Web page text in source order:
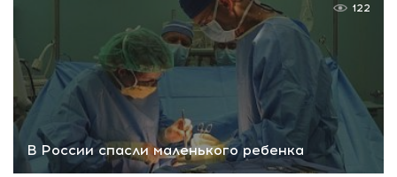
В России спасли маленького ребенка
122